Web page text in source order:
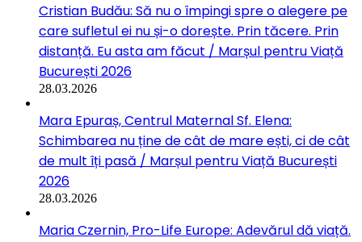
Cristian Budău: Să nu o împingi spre o alegere pe
care sufletul ei nu și-o dorește. Prin tăcere. Prin
distanță. Eu asta am făcut / Marșul pentru Viață
București 2026
28.03.2026
Mara Epuraș, Centrul Maternal Sf. Elena:
Schimbarea nu ține de cât de mare ești, ci de cât
de mult îți pasă / Marșul pentru Viață București
2026
28.03.2026
Maria Czernin, Pro-Life Europe: Adevărul dă viață.